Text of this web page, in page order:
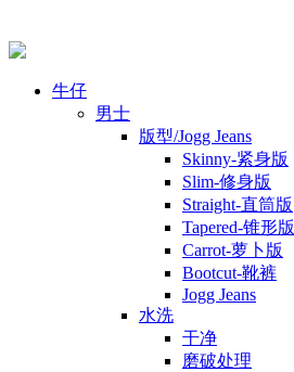
牛仔
男士
版型/Jogg Jeans
Skinny-紧身版
Slim-修身版
Straight-直筒版
Tapered-锥形版
Carrot-萝卜版
Bootcut-靴裤
Jogg Jeans
水洗
干净
磨破处理